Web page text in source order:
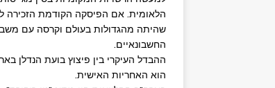
הלאומית. אם הפיסקה הקודמת הזכירה
שהיתה מהגדולות בעולם וקרסה עם
החשבונאיים.
הוא האחריות האישית.